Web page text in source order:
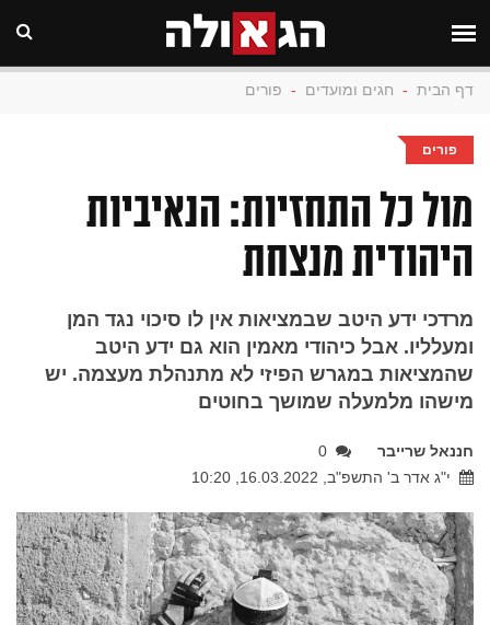
דף הבית - חגים ומועדים - פורים
פורים
מול כל התחזיות: הנאיביות
היהודית מנצחת
מרדכי ידע היטב שבמציאות אין לו סיכוי נגד המן
ומעלליו. אבל כיהודי מאמין הוא גם ידע היטב
שהמציאות במגרש הפיזי לא מתנהלת מעצמה. יש
מישהו מלמעלה שמושך בחוטים
חננאל שרייבר
0
י"ג אדר ב' התשפ"ב, 16.03.2022, 10:20